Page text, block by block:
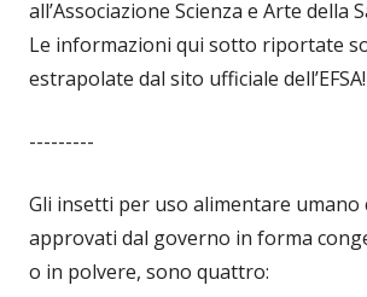
all’Associazione Scienza e Arte della
Le informazioni qui sotto riportate
estrapolate dal sito ufficiale dell’EFSA!
---------
Gli insetti per uso alimentare umano
approvati dal governo in forma
o in polvere, sono quattro: